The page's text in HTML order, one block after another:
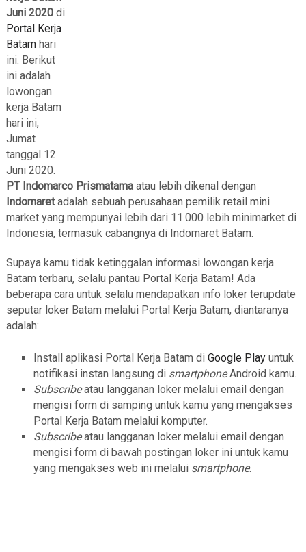
Juni 2020 di
Portal Kerja
Batamhari
ini. Berikut
ini adalah
lowongan
kerja Batam
hari ini,
Jumat
tanggal 12
Juni 2020.
PT Indomarco Prismatamaatau lebih dikenal dengan
Indomaretadalah sebuah perusahaan pemilik retail mini
market yang mempunyai lebih dari 11.000 lebih minimarket di
Indonesia, termasuk cabangnya di Indomaret Batam.
Supaya kamu tidak ketinggalan informasi lowongan kerja
Batam terbaru, selalu pantau Portal Kerja Batam! Ada
beberapa cara untuk selalu mendapatkan info loker terupdate
seputar loker Batam melalui Portal Kerja Batam, diantaranya
adalah:
Install aplikasi Portal Kerja Batam di Google Playuntuk
notifikasi instan langsung di smartphoneAndroid kamu.
Subscribeatau langganan loker melalui email dengan
mengisi form di samping untuk kamu yang mengakses
Portal Kerja Batam melalui komputer.
Subscribeatau langganan loker melalui email dengan
mengisi form di bawah postingan loker ini untuk kamu
yang mengakses web ini melalui smartphone.